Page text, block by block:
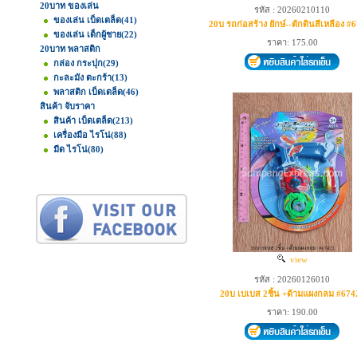
20บาท ของเล่น
ของเล่น เบ็ดเตล็ด(41)
ของเล่น เด็กผู้ชาย(22)
20บาท พลาสติก
กล่อง กระปุก(29)
กะละมัง ตะกร้า(13)
พลาสติก เบ็ดเตล็ด(46)
สินค้า จับราคา
สินค้า เบ็ดเตล็ด(213)
เครื่องมือ ไรโน่(88)
มีด ไรโน่(80)
รหัส : 20260210110
20บ รถก่อสร้าง ยักษ์--ตักดินสีเหลือง
ราคา: 175.00
view
รหัส : 20260126010
20บ เบเบส 2ชิ้น +ด้ามแผงกลม
ราคา: 190.00